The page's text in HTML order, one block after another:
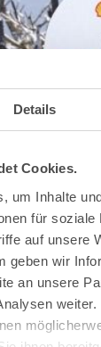
Details
Cookies.
um Inhalte
für soziale
auf unsere
geben wir
an unsere
News
für